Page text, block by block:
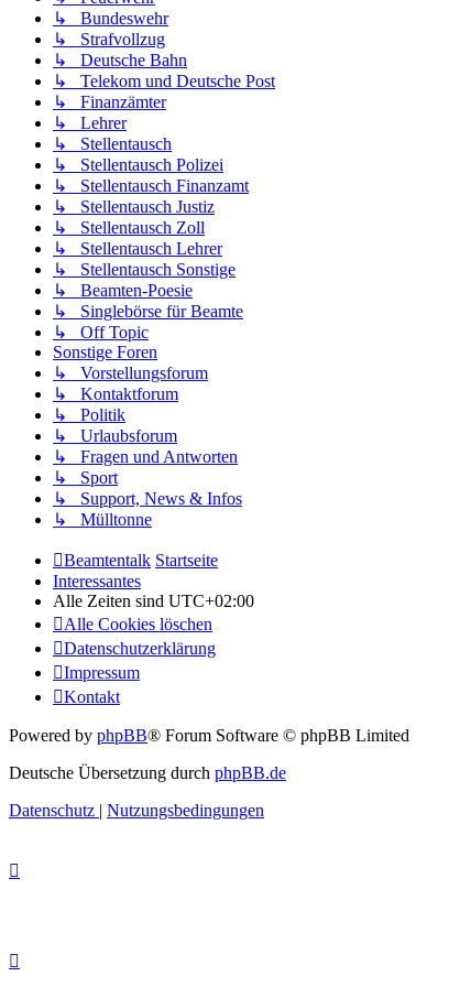
↳ Bundeswehr
↳ Strafvollzug
↳ Deutsche Bahn
↳ Telekom und Deutsche Post
↳ Finanzämter
↳ Lehrer
↳ Stellentausch
↳ Stellentausch Polizei
↳ Stellentausch Finanzamt
↳ Stellentausch Justiz
↳ Stellentausch Zoll
↳ Stellentausch Lehrer
↳ Stellentausch Sonstige
↳ Beamten-Poesie
↳ Singlebörse für Beamte
↳ Off Topic
Sonstige Foren
↳ Vorstellungsforum
↳ Kontaktforum
↳ Politik
↳ Urlaubsforum
↳ Fragen und Antworten
↳ Sport
↳ Support, News & Infos
↳ Mülltonne
Beamtentalk Startseite
Interessantes
Alle Zeiten sind UTC+02:00
Alle Cookies löschen
Datenschutzerklärung
Impressum
Kontakt
Powered by phpBB® Forum Software © phpBB Limited
Deutsche Übersetzung durch phpBB.de
Datenschutz | Nutzungsbedingungen